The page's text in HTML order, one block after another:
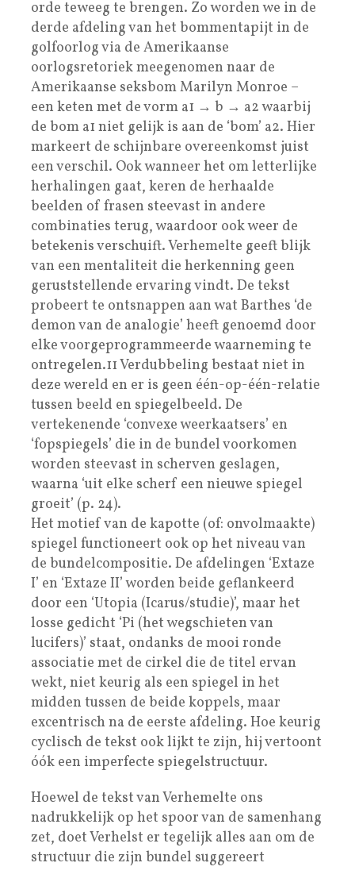
orde teweeg te brengen. Zo worden we in de
derde afdeling van het bommentapijt in de
golfoorlog via de Amerikaanse
oorlogsretoriek meegenomen naar de
Amerikaanse seksbom Marilyn Monroe –
een keten met de vorm a1 → b → a2 waarbij
de bom a1 niet gelijk is aan de ‘bom’ a2. Hier
markeert de schijnbare overeenkomst juist
een verschil. Ook wanneer het om letterlijke
herhalingen gaat, keren de herhaalde
beelden of frasen steevast in andere
combinaties terug, waardoor ook weer de
betekenis verschuift. Verhemelte geeft blijk
van een mentaliteit die herkenning geen
geruststellende ervaring vindt. De tekst
probeert te ontsnappen aan wat Barthes ‘de
demon van de analogie’ heeft genoemd door
elke voorgeprogrammeerde waarneming te
ontregelen.11 Verdubbeling bestaat niet in
deze wereld en er is geen één-op-één-relatie
tussen beeld en spiegelbeeld. De
vertekenende ‘convexe weerkaatsers’ en
‘fopspiegels’ die in de bundel voorkomen
worden steevast in scherven geslagen,
waarna ‘uit elke scherf een nieuwe spiegel
groeit’ (p. 24).
Het motief van de kapotte (of: onvolmaakte)
spiegel functioneert ook op het niveau van
de bundelcompositie. De afdelingen ‘Extaze
I’ en ‘Extaze II’ worden beide geflankeerd
door een ‘Utopia (Icarus/studie)’, maar het
losse gedicht ‘Pi (het wegschieten van
lucifers)’ staat, ondanks de mooi ronde
associatie met de cirkel die de titel ervan
wekt, niet keurig als een spiegel in het
midden tussen de beide koppels, maar
excentrisch na de eerste afdeling. Hoe keurig
cyclisch de tekst ook lijkt te zijn, hij vertoont
óók een imperfecte spiegelstructuur.
Hoewel de tekst van Verhemelte ons
nadrukkelijk op het spoor van de samenhang
zet, doet Verhelst er tegelijk alles aan om de
structuur die zijn bundel suggereert